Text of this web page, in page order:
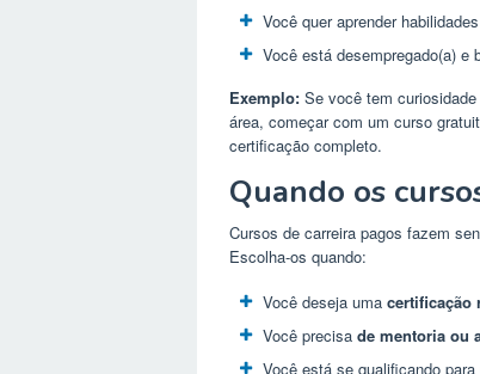
Você quer aprender
Você está desempregado(a) e
Exemplo: Se você tem
área, começar com um curso
certificação completo.
Quando os
Cursos de carreira pagos fazem
Escolha-os quando:
Você deseja uma certificação
Você precisa de mentoria ou
Você está se qualificando para